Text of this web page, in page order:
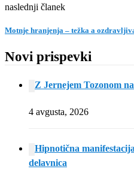
naslednji članek
Motnje hranjenja – težka a
Novi prispevki
Z Jernejem Tozonom
4 avgusta, 2026
Hipnotična
delavnica